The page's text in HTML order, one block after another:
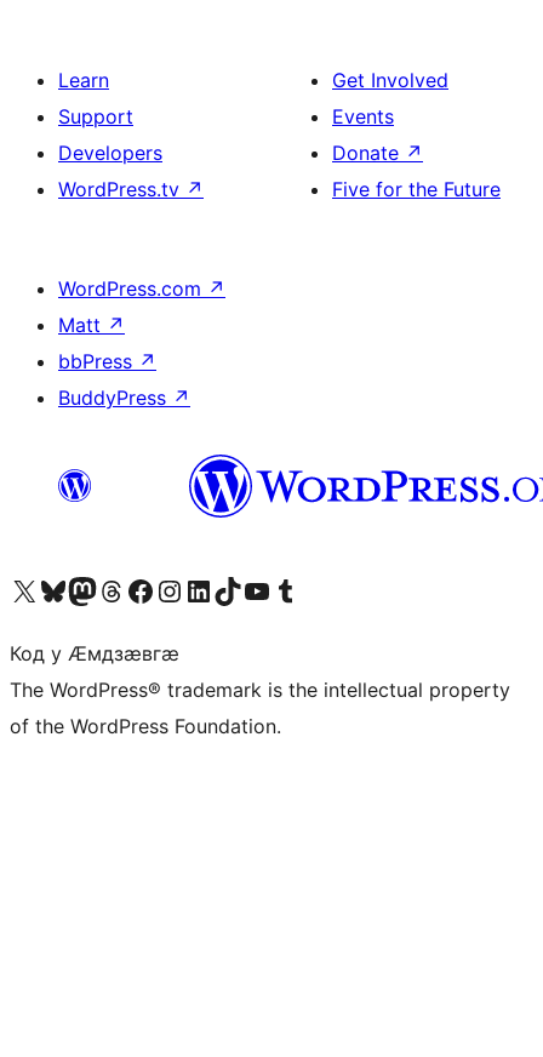
Learn
Support
Developers
WordPress.tv ↗
Get Involved
Events
Donate ↗
Five for the Future
WordPress.com ↗
Matt ↗
bbPress ↗
BuddyPress ↗
Visit our X (formerly Twitter) account
Visit our Bluesky account
Visit our Mastodon account
Visit our Threads account
Visit our Facebook page
Visit our Instagram account
Visit our LinkedIn account
Visit our TikTok account
Visit our YouTube channel
Visit our Tumblr account
Код у Ӕмдзӕвгӕ
The WordPress® trademark is the intellectual property
of the WordPress Foundation.